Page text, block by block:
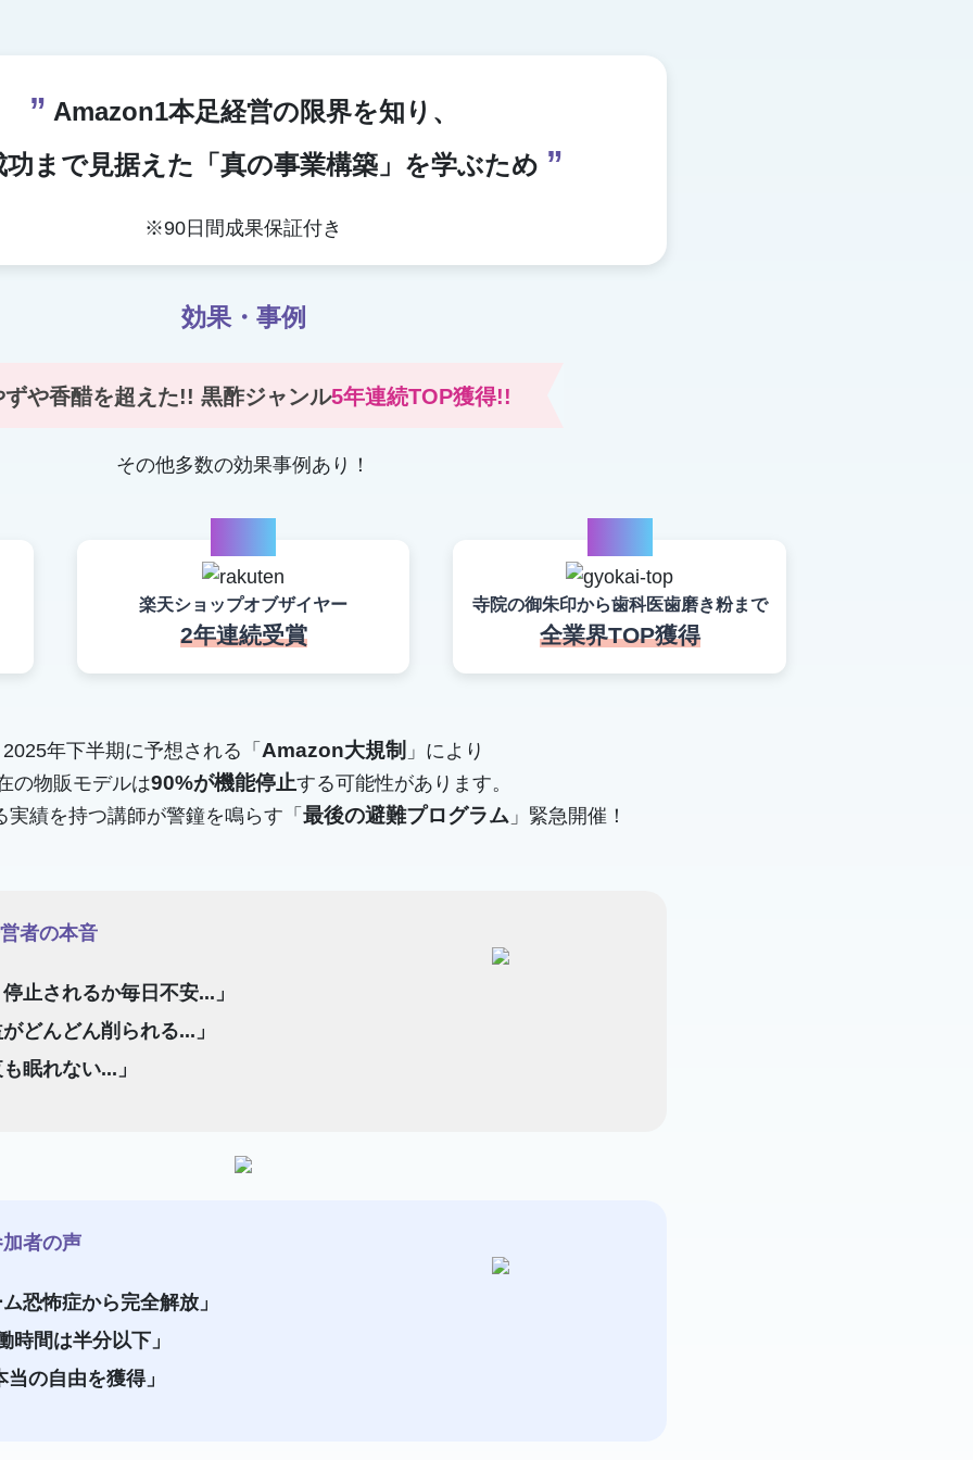
” Amazon1本足経営の限界を知り、
功まで見据えた「真の事業構築」を学ぶため ”
※90日間成果保証付き
効果・事例
ずや香醋を超えた!! 黒酢ジャンル5年連続TOP獲得!!
その他多数の効果事例あり！
楽天ショップオブザイヤー
2年連続受賞
寺院の御朱印から歯科医歯磨き粉まで
全業界TOP獲得
2025年下半期に予想される「 Amazon大規制 」により
の物販モデルは90%が機能停止する可能性があります。
実績を持つ講師が警鐘を鳴らす「 最後の避難プログラム 」緊急開催！
者の本音
止されるか毎日不安...」
どんどん削られる...」
眠れない...」
者の声
恐怖症から完全解放」
時間は半分以下」
の自由を獲得」